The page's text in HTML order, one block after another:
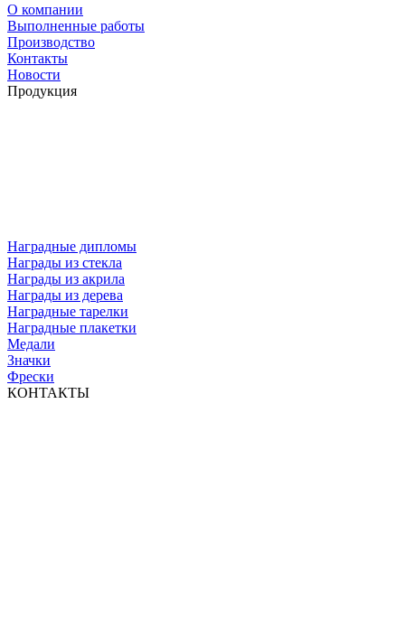
О компании
Выполненные работы
Производство
Контакты
Новости
Продукция
Наградные дипломы
Награды из стекла
Награды из акрила
Награды из дерева
Наградные тарелки
Наградные плакетки
Медали
Значки
Фрески
КОНТАКТЫ